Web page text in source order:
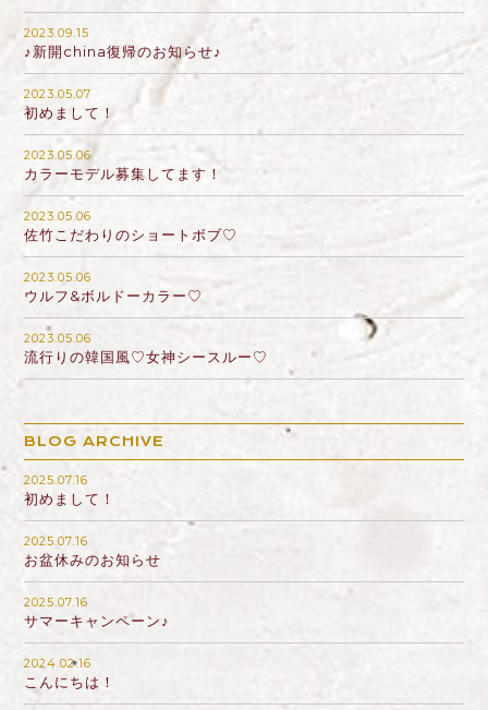
2023.09.15
♪新開china復帰のお知らせ♪
2023.05.07
初めまして！
2023.05.06
カラーモデル募集してます！
2023.05.06
佐竹こだわりのショートボブ♡
2023.05.06
ウルフ&ボルドーカラー♡
2023.05.06
流行りの韓国風♡女神シースルー♡
BLOG ARCHIVE
2025.07.16
初めまして！
2025.07.16
お盆休みのお知らせ
2025.07.16
サマーキャンペーン♪
2024.02.16
こんにちは！